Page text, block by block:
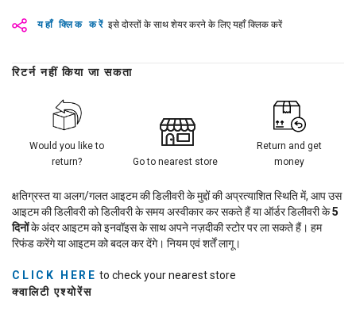
यहाँ क्लिक करें इसे दोस्तों के साथ शेयर करने के लिए यहाँ क्लिक करें
रिटर्न नहीं किया जा सकता
Would you like to
return?
Go to nearest store
Return and get
money
क्षतिग्रस्त या अलग/गलत आइटम की डिलीवरी के मुद्दों की अप्रत्याशित स्थिति में, आप उस
आइटम की डिलीवरी को डिलीवरी के समय अस्वीकार कर सकते हैं या ऑर्डर डिलीवरी के5
दिनोंके अंदर आइटम को इनवॉइस के साथ अपने नज़दीकी स्टोर पर ला सकते हैं। हम
रिफंड करेंगे या आइटम को बदल कर देंगे। नियम एवं शर्तें लागू।
CLICK HERE to check your nearest store
क्वालिटी एश्योरेंस